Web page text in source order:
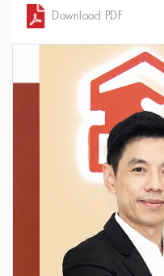
Download PDF